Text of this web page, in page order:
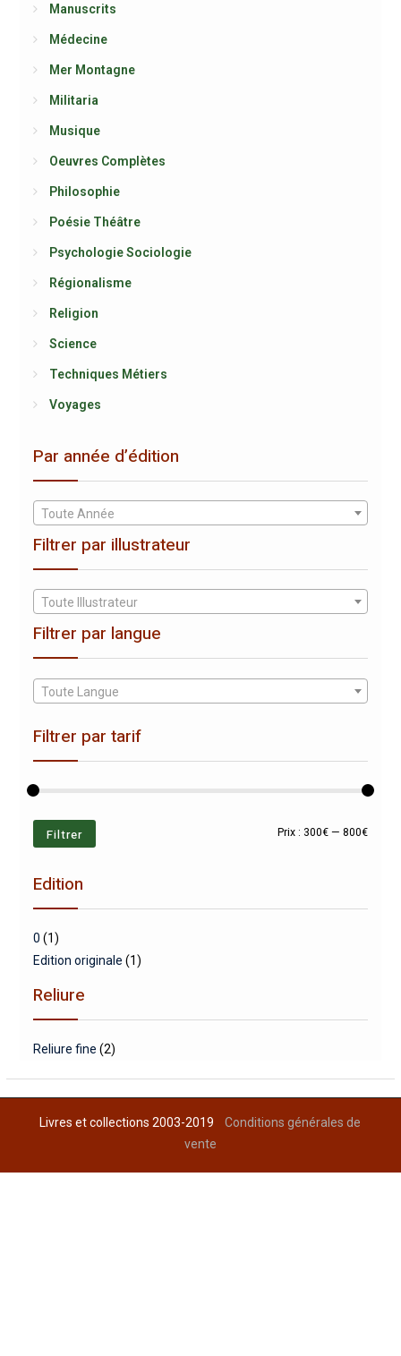
Manuscrits
Médecine
Mer Montagne
Militaria
Musique
Oeuvres Complètes
Philosophie
Poésie Théâtre
Psychologie Sociologie
Régionalisme
Religion
Science
Techniques Métiers
Voyages
Par année d’édition
Toute Année
Filtrer par illustrateur
Toute Illustrateur
Filtrer par langue
Toute Langue
Filtrer par tarif
Prix
Prix
Filtrer Prix : 300€ —800€
Edition
0 (1)
Edition originale (1)
Reliure
Reliure fine (2)
Livres et collections 2003-2019Conditions générales de
vente